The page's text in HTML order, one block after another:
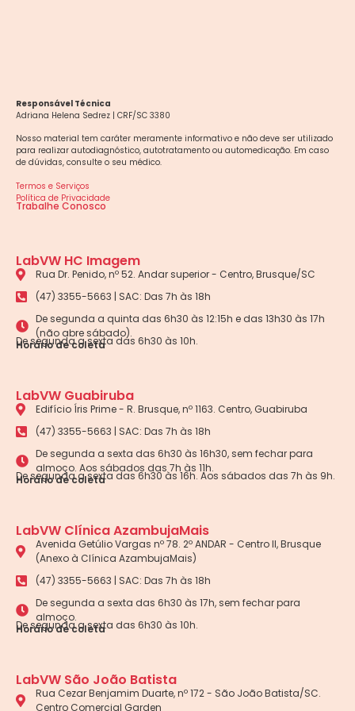
Responsável Técnica
Adriana Helena Sedrez | CRF/SC 3380
Nosso material tem caráter meramente informativo e não deve ser utilizado
para realizar autodiagnóstico, autotratamento ou automedicação. Em caso
de dúvidas, consulte o seu médico.
Termos e Serviços
Política de Privacidade
Trabalhe Conosco
LabVW HC Imagem
Rua Dr. Penido, nº 52. Andar superior - Centro, Brusque/SC
(47) 3355-5663 | SAC: Das 7h às 18h
De segunda a quinta das 6h30 às 12:15h e das 13h30 às 17h
(não abre sábado).
Horário de coleta
De segunda a sexta das 6h30 às 10h.
LabVW Guabiruba
Edifício Íris Prime - R. Brusque, nº 1163. Centro, Guabiruba
(47) 3355-5663 | SAC: Das 7h às 18h
De segunda a sexta das 6h30 às 16h30, sem fechar para
almoço. Aos sábados das 7h às 11h.
Horário de coleta
De segunda a sexta das 6h30 às 16h. Aos sábados das 7h às 9h.
LabVW Clínica AzambujaMais
Avenida Getúlio Vargas nº 78. 2º ANDAR - Centro II, Brusque
(Anexo à Clínica AzambujaMais)
(47) 3355-5663 | SAC: Das 7h às 18h
De segunda a sexta das 6h30 às 17h, sem fechar para
almoço.
Horário de coleta
De segunda a sexta das 6h30 às 10h.
LabVW São João Batista
Rua Cezar Benjamim Duarte, nº 172 - São João Batista/SC.
Centro Comercial Garden